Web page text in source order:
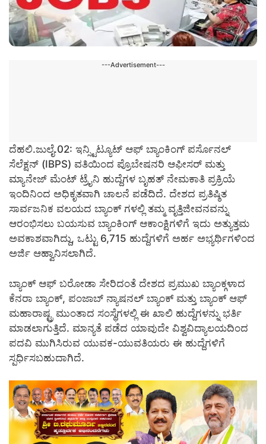
---Advertisement---
ದೆಹಲಿ.ಜುಲೈ.02: ಇನ್ಸ್ಟಿಟ್ಯೂಟ್ ಆಫ್ ಬ್ಯಾಂಕಿಂಗ್ ಪರ್ಸೊನಲ್
ಸೆಲೆಕ್ಷನ್ (IBPS) ವತಿಯಿಂದ ಪ್ರೊಬೇಷನರಿ ಆಫೀಸರ್ ಮತ್ತು
ಮ್ಯಾನೇಜ್ ಮೆಂಟ್ ಟ್ರೈನಿ ಹುದ್ದೆಗಳ ಬೃಹತ್ ನೇಮಕಾತಿ ಪ್ರಕ್ರಿಯೆ
ಇಂದಿನಿಂದ ಅಧಿಕೃತವಾಗಿ ಚಾಲನೆ ಪಡೆದಿದೆ. ದೇಶದ ಪ್ರತಿಷ್ಠಿತ
ಸಾರ್ವಜನಿಕ ವಲಯದ ಬ್ಯಾಂಕ್ ಗಳಲ್ಲಿ ತಮ್ಮ ವೃತ್ತಿಜೀವನವನ್ನು
ಆರಂಭಿಸಲು ಬಯಸುವ ಬ್ಯಾಂಕಿಂಗ್ ಆಕಾಂಕ್ಷಿಗಳಿಗೆ ಇದು ಅತ್ಯುತ್ತಮ
ಅವಕಾಶವಾಗಿದ್ದು, ಒಟ್ಟು 6,715 ಹುದ್ದೆಗಳಿಗೆ ಅರ್ಹ ಅಭ್ಯರ್ಥಿಗಳಿಂದ
ಅರ್ಜಿ ಆಹ್ವಾನಿಸಲಾಗಿದೆ.
ಬ್ಯಾಂಕ್ ಆಫ್ ಬರೋಡಾ ಸೇರಿದಂತೆ ದೇಶದ ಪ್ರಮುಖ ಬ್ಯಾಂಕ್ಗಳಾದ
ಕೆನರಾ ಬ್ಯಾಂಕ್, ಪಂಜಾಬ್ ನ್ಯಾಷನಲ್ ಬ್ಯಾಂಕ್ ಮತ್ತು ಬ್ಯಾಂಕ್ ಆಫ್
ಮಹಾರಾಷ್ಟ್ರ ಮುಂತಾದ ಸಂಸ್ಥೆಗಳಲ್ಲಿ ಈ ಖಾಲಿ ಹುದ್ದೆಗಳನ್ನು ಭರ್ತಿ
ಮಾಡಲಾಗುತ್ತಿದೆ. ಮಾನ್ಯತೆ ಪಡೆದ ಯಾವುದೇ ವಿಶ್ವವಿದ್ಯಾಲಯದಿಂದ
ಪದವಿ ಮುಗಿಸಿರುವ ಯುವಕ-ಯುವತಿಯರು ಈ ಹುದ್ದೆಗಳಿಗೆ
ಸ್ಪರ್ಧಿಸಬಹುದಾಗಿದೆ.